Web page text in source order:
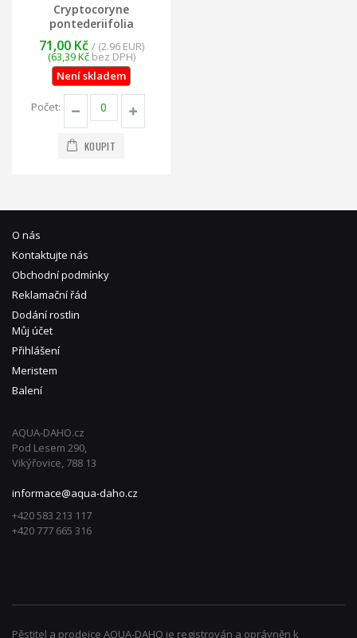
Cryptocoryne
pontederiifolia
71,00 Kč / (2.96 EUR)
(63,39 Kčbez DPH)
Není skladem
Počet:
KOUPIT
O nás
Kontaktujte nás
Obchodní podmínky
Reklamační řád
Dodání rostlin
Můj účet
Přihlášení
Meristem
Balení
AQUA-DAHO.cz
Pod Lesem 290,
Vikýřovice, 788 13
informace@aqua-daho.cz
+420 583 213 117
+420 777 665 316
Pěstitel a prodejce AQUA-DAHO je registrován a oprávněn k